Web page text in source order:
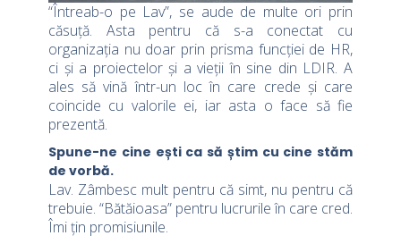
“Întreab-o pe Lav”, se aude de multe ori prin
căsuță. Asta pentru că s-a conectat cu
organizația nu doar prin prisma funcției de HR,
ci și a proiectelor și a vieții în sine din LDIR. A
ales să vină într-un loc în care crede și care
coincide cu valorile ei, iar asta o face să fie
prezentă.
Spune-ne cine ești ca să știm cu cine stăm
de vorbă.
Lav. Zâmbesc mult pentru că simt, nu pentru că
trebuie. “Bătăioasa” pentru lucrurile în care cred.
Îmi țin promisiunile.